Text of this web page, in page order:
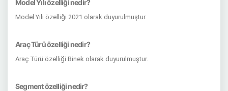
Model Yılı özelliği nedir?
Model Yılı özelliği 2021 olarak duyurulmuştur.
Araç Türü özelliği nedir?
Araç Türü özelliği Binek olarak duyurulmuştur.
Segment özelliği nedir?